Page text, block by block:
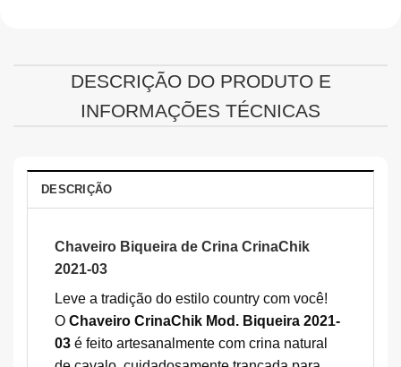
DESCRIÇÃO DO PRODUTO E
INFORMAÇÕES TÉCNICAS
DESCRIÇÃO
Chaveiro Biqueira de Crina CrinaChik
2021-03
Leve a tradição do estilo country com você!
O Chaveiro CrinaChik Mod. Biqueira 2021-
03 é feito artesanalmente com crina natural